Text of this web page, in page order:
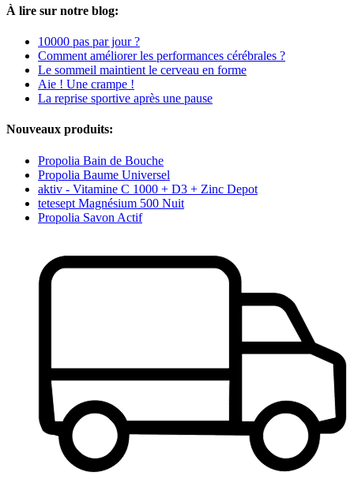
À lire sur notre blog:
10000 pas par jour ?
Comment améliorer les performances cérébrales ?
Le sommeil maintient le cerveau en forme
Aie ! Une crampe !
La reprise sportive après une pause
Nouveaux produits:
Propolia Bain de Bouche
Propolia Baume Universel
aktiv - Vitamine C 1000 + D3 + Zinc Depot
tetesept Magnésium 500 Nuit
Propolia Savon Actif